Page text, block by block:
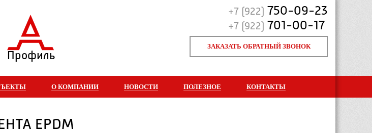
Профиль
+7 (922) 750-09-23
+7 (922) 701-00-17
ЗАКАЗАТЬ ОБРАТНЫЙ ЗВОНОК
О КОМПАНИИ НОВОСТИ ПОЛЕЗНОЕ КОНТАКТЫ
EPDM